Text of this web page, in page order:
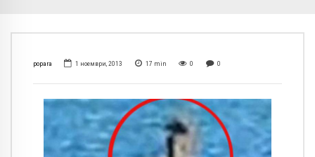
popara 1 ноември, 2013 17 min 0 0